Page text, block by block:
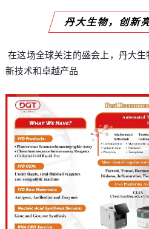
丹大生物，创新
在这场全球关注的盛会上，丹大
新技术和卓越产品